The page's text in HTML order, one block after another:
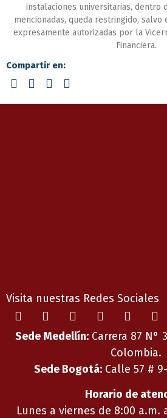
instalaciones universitarias, dentro
mencionadas, queda restringido,
expresamente autorizadas por la
Financiera.
Compartir en:
Visita nuestras Redes Sociales
Sede Medellín: Carrera 87 N°
Colombia.
Sede Bogotá:Calle 57 #
Horario de
Lunes a viernes de 8:00 a.m.